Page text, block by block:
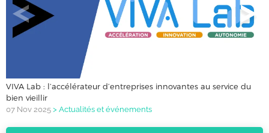
VIVA Lab : l’accélérateur d’entreprises innovantes au service du
bien vieillir
07 Nov 2025 > Actualités et événements